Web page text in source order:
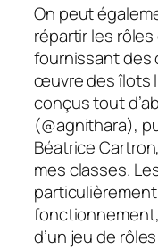
On peut
répartir les
fournissant des
œuvre des îlots
conçus tout
(@agnithara),
Béatrice
mes classes.
d’un jeu de